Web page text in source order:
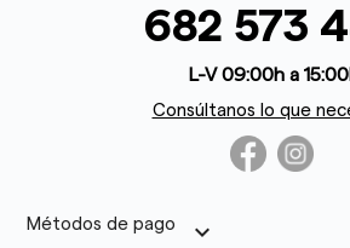
682 573
L-V 09:00h a
Consúltanos lo que
Métodos de pago keyboard_arrow_down